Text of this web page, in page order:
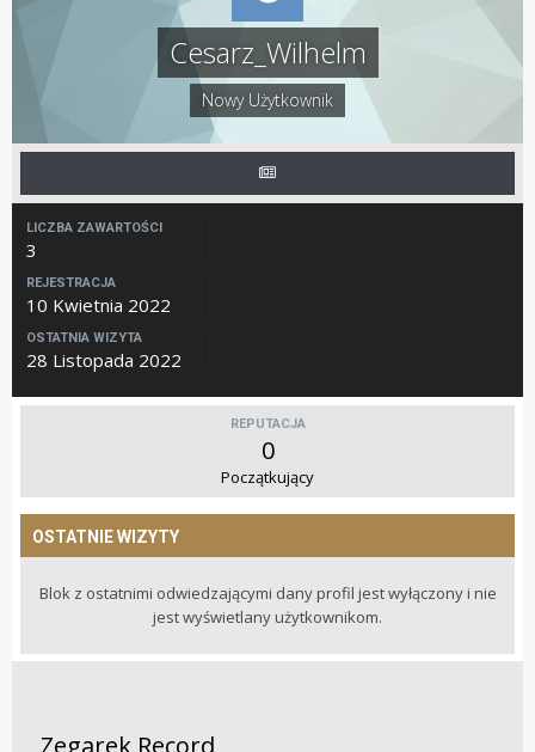
Cesarz_Wilhelm
Nowy Użytkownik
LICZBA ZAWARTOŚCI
3
REJESTRACJA
10 Kwietnia 2022
OSTATNIA WIZYTA
28 Listopada 2022
REPUTACJA
0
Początkujący
OSTATNIE WIZYTY
Blok z ostatnimi odwiedzającymi dany profil jest wyłączony i nie
jest wyświetlany użytkownikom.
Zegarek Record